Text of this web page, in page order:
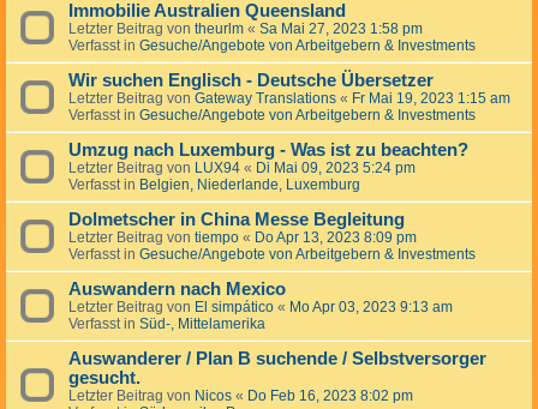
Immobilie Australien Queensland
Letzter Beitrag von theurlm « Sa Mai 27, 2023 1:58 pm
Verfasst in Gesuche/Angebote von Arbeitgebern & Investments
Wir suchen Englisch - Deutsche Übersetzer
Letzter Beitrag von Gateway Translations « Fr Mai 19, 2023 1:15 am
Verfasst in Gesuche/Angebote von Arbeitgebern & Investments
Umzug nach Luxemburg - Was ist zu beachten?
Letzter Beitrag von LUX94 « Di Mai 09, 2023 5:24 pm
Verfasst in Belgien, Niederlande, Luxemburg
Dolmetscher in China Messe Begleitung
Letzter Beitrag von tiempo « Do Apr 13, 2023 8:09 pm
Verfasst in Gesuche/Angebote von Arbeitgebern & Investments
Auswandern nach Mexico
Letzter Beitrag von El simpático « Mo Apr 03, 2023 9:13 am
Verfasst in Süd-, Mittelamerika
Auswanderer / Plan B suchende / Selbstversorger
gesucht.
Letzter Beitrag von Nicos « Do Feb 16, 2023 8:02 pm